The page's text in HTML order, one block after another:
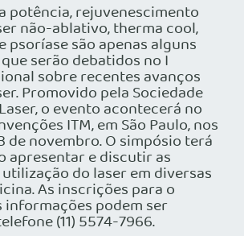
potência, rejuvenescimento
não-ablativo, therma cool,
psoríase são apenas alguns
serão debatidos no I
sobre recentes avanços
Promovido pela Sociedade
o evento acontecerá no
ITM, em São Paulo, nos
de novembro. O simpósio terá
apresentar e discutir as
do laser em diversas
As inscrições para o
informações podem ser
(11) 5574-7966.